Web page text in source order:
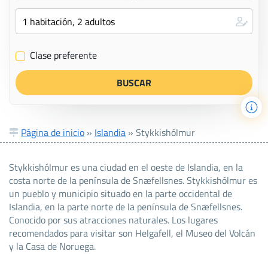
✔ Clase preferente
Página de inicio » Islandia » Stykkishólmur
Stykkishólmur es una ciudad en el oeste de Islandia, en la
costa norte de la península de Snæfellsnes. Stykkishólmur es
un pueblo y municipio situado en la parte occidental de
Islandia, en la parte norte de la península de Snæfellsnes.
Conocido por sus atracciones naturales. Los lugares
recomendados para visitar son Helgafell, el Museo del Volcán
y la Casa de Noruega.